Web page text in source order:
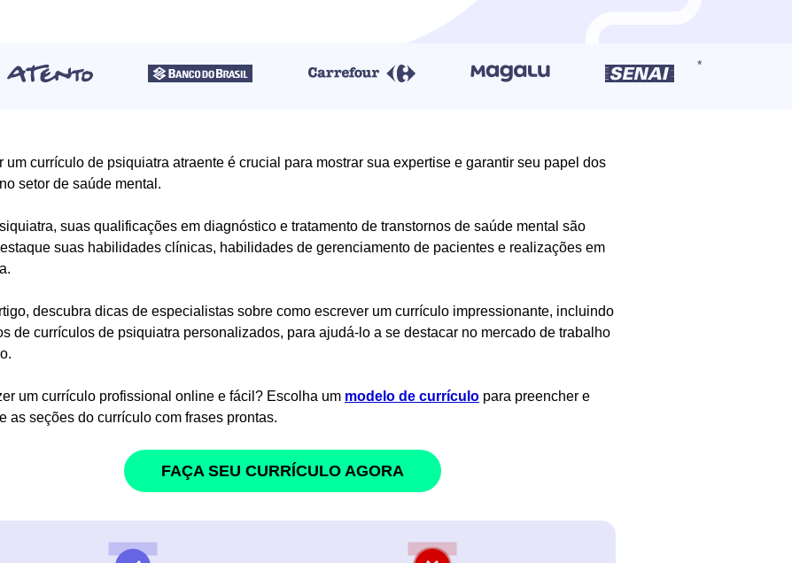
um currículo de psiquiatra atraente é crucial para mostrar sua expertise e garantir seu papel dos
setor de saúde mental.
suas qualificações em diagnóstico e tratamento de transtornos de saúde mental são
suas habilidades clínicas, habilidades de gerenciamento de pacientes e realizações em
descubra dicas de especialistas sobre como escrever um currículo impressionante, incluindo
de currículos de psiquiatra personalizados, para ajudá-lo a se destacar no mercado de trabalho
um currículo profissional online e fácil? Escolha um modelo de currículo para preencher e
as seções do currículo com frases prontas.
FAÇA SEU CURRÍCULO AGORA